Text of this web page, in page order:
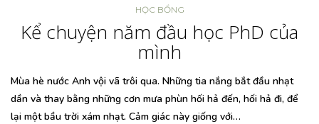
HỌC BỔNG
Kể chuyện năm đầu học PhD của
mình
Mùa hè nước Anh vội vã trôi qua. Những tia nắng bắt đầu nhạt
dần và thay bằng những cơn mưa phùn hối hả đến, hối hả đi, để
lại một bầu trời xám nhạt. Cảm giác này giống với…